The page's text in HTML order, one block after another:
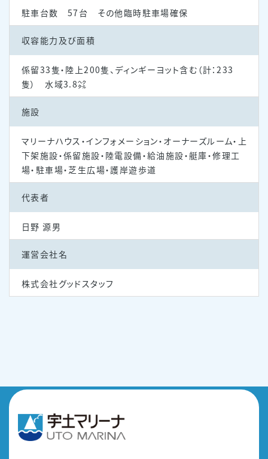
駐車台数 57台 その他臨時駐車場確保
収容能力及び面積
係留33隻・陸上200隻、ディンギーヨット含む（計：233
隻） 水域3.8㌶
施設
マリーナハウス・インフォメーション・オーナーズルーム・上
下架施設・係留施設・陸電設備・給油施設・艇庫・修理工
場・駐車場・芝生広場・護岸遊歩道
代表者
日野 源男
運営会社名
株式会社グッドスタッフ